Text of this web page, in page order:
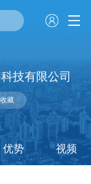
技有限公司
藏
优势 视频